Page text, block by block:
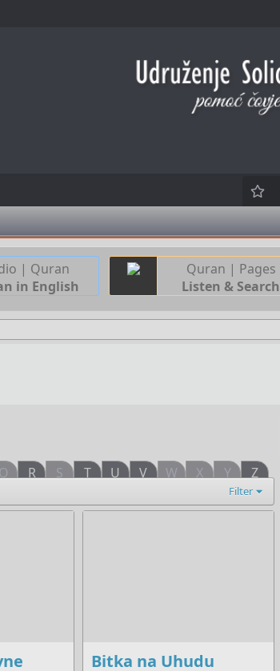
| Quran
in English
Quran | Pages
Listen & Search
Q R S T U V W X Y Z
Filter
Bitka na Uhudu